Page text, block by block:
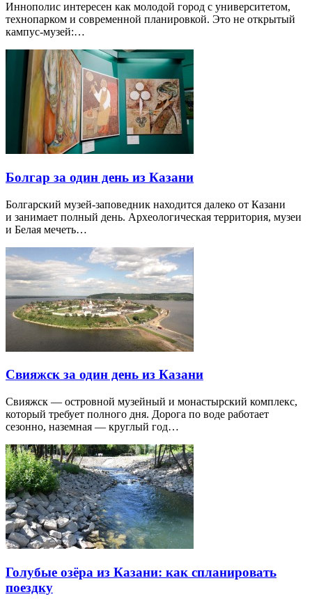
Иннополис интересен как молодой город с университетом,
технопарком и современной планировкой. Это не открытый
кампус-музей:…
Болгар за один день из Казани
Болгарский музей-заповедник находится далеко от Казани
и занимает полный день. Археологическая территория, музеи
и Белая мечеть…
Свияжск за один день из Казани
Свияжск — островной музейный и монастырский комплекс,
который требует полного дня. Дорога по воде работает
сезонно, наземная — круглый год…
Голубые озёра из Казани: как спланировать
поездку